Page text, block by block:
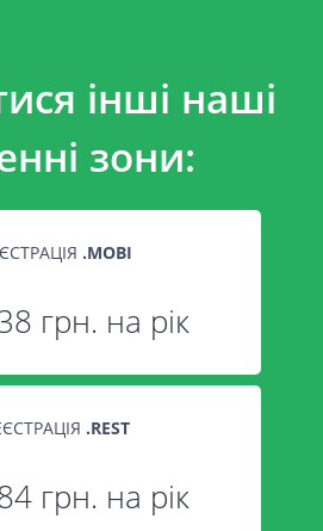
інші наші
зони:
.MOBI
грн. на рік
.REST
грн. на рік